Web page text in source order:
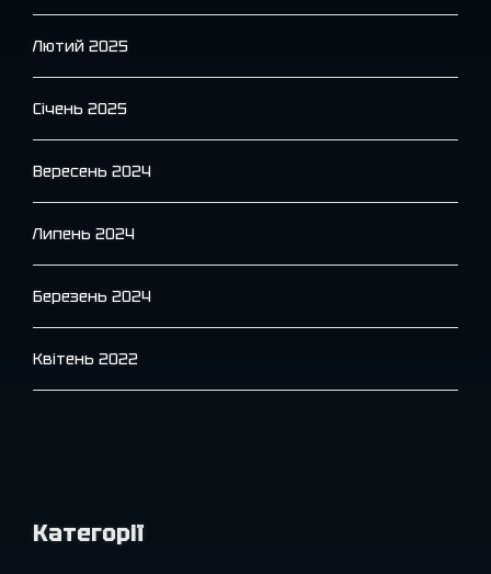
Лютий 2025
Січень 2025
Вересень 2024
Липень 2024
Березень 2024
Квітень 2022
Категорії